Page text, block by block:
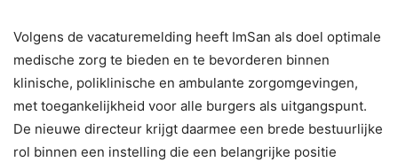
Volgens de vacaturemelding heeft ImSan als doel optimale
medische zorg te bieden en te bevorderen binnen
klinische, poliklinische en ambulante zorgomgevingen,
met toegankelijkheid voor alle burgers als uitgangspunt.
De nieuwe directeur krijgt daarmee een brede bestuurlijke
rol binnen een instelling die een belangrijke positie